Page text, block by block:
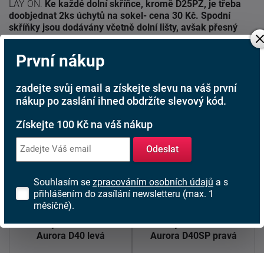
LAY ON.
Ke každé dolní skříňce, kromě D25PZ, je třeba
doobjednat 2ks úchytů na sokel- cena 30 Kč. Spodní
skříňky jsou dodávány včetně dolní lišty, avšak přesný
rozměr, který potřebujete, je třeba uvést do poznámky v
vám sokl nebude dodán.
Prvky systému Aurora 59,6x71,3
Kuchyňská skříňka
Aurora D40 levá
doprava
Kuchyňská skříňka
Aurora D40SP pravá
První nákup
zadejte svůj email a získejte slevu na váš první
nákup po zaslání ihned obdržíte slevový kód.
Získejte 100 Kč na váš nákup
Odeslat
Souhlasím se zpracováním osobních údajů a s
přihlášením do zasílání newsletteru (max. 1
měsíčně).